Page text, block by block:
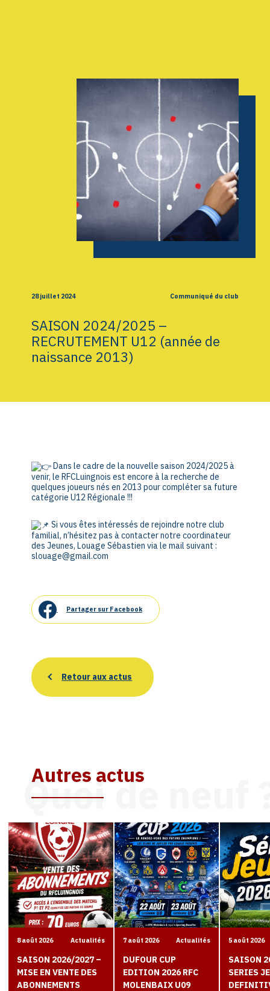
INFOS
CONTACT
28 juillet 2024 Communiqué du club
SAISON 2024/2025 –
RECRUTEMENT U12 (année de
naissance 2013)
Dans le cadre de la nouvelle saison 2024/2025 à
venir, le RFCLuingnois est encore à la recherche de
quelques joueurs nés en 2013 pour compléter sa future
catégorie U12 Régionale !!!
Si vous êtes intéressés de rejoindre notre club
familial, n’hésitez pas à contacter notre coordinateur
des Jeunes, Louage Sébastien via le mail suivant :
slouage@gmail.com
Partager sur Facebook
Retour aux actus
Autres actus
Quoi de neuf
8 août 2026 Actualités
SAISON 2026/2027 –
MISE EN VENTE DES
ABONNEMENTS
7 août 2026 Actualités
DUFOUR CUP
EDITION 2026 RFC
MOLENBAIX U09
5 août 2026
SAISON
SERIES